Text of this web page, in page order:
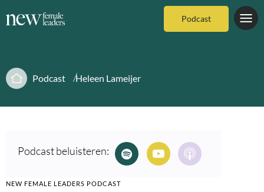
Podcast
Podcast Heleen Lameijer
Podcast beluisteren:
NEW FEMALE LEADERS PODCAST